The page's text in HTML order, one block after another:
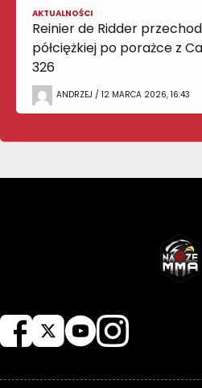
AKTUALNOŚCI
Reinier de Ridder
półciężkiej po porażce z
326
ANDRZEJ / 12 MARCA 2026, 16:43